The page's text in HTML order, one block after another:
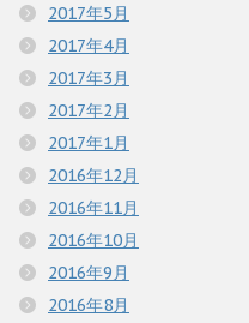
2017年5月
2017年4月
2017年3月
2017年2月
2017年1月
2016年12月
2016年11月
2016年10月
2016年9月
2016年8月